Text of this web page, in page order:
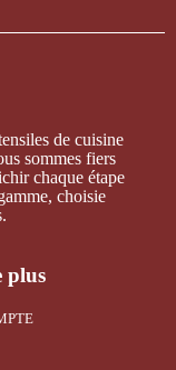
de cuisine
sommes fiers
chaque étape
choisie
plus